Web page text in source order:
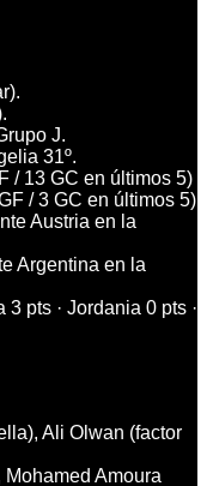
J.
31º.
/ 13 GC en últimos 5)
/ 3 GC en últimos 5)
Austria en la
Argentina en la
pts · Jordania 0 pts ·
Ali Olwan (factor
Amoura